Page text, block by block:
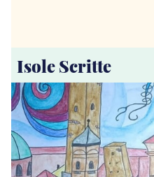
Isole Scritte